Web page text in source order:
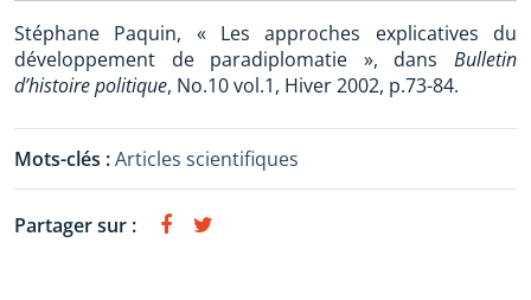
Stéphane Paquin, « Les approches explicatives du
développement de paradiplomatie », dans Bulletin
d’histoire politique, No.10 vol.1, Hiver 2002, p.73-84.
Mots-clés :Articles scientifiques
Partager sur :